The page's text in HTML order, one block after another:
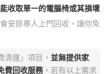
收取單一的電腦椅或其損壞
安排專人上門回收，讓你免
清運」項目，並無提供家
費回收服務。若有以上需求